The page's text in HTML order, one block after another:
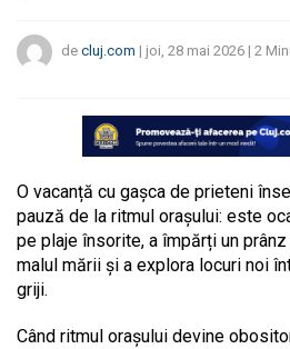
de cluj.com | joi, 28 mai 2026 | 2
O vacanță cu gașca de prieteni
pauză de la ritmul orașului: este
pe plaje însorite, a împărți un
malul mării și a explora locuri noi
griji.
Când ritmul orașului devine